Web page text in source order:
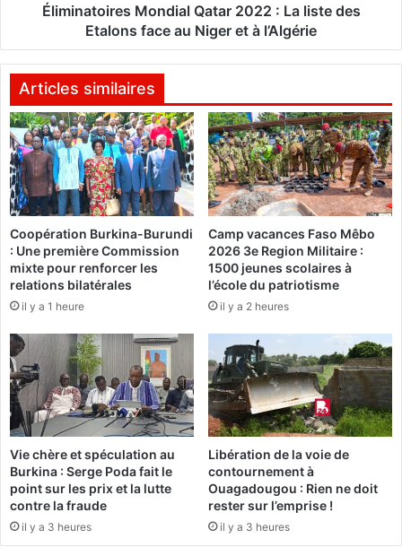
i
o
u
e
s
t
-
a
f
r
i
c
i
n
e
d
’
a
r
c
h
é
o
e
s
o
n
d
i
a
l
Q
a
t
a
r
2
2
2
:
L
i
s
t
Éliminatoires Mondial Qatar 2022 : La liste des
Etalons face au Niger et à l’Algérie
Articles similaires
Coopération Burkina-Burundi
: Une première Commission
mixte pour renforcer les
relations bilatérales
il y a 1 heure
Camp vacances Faso Mêbo
2026 3e Region Militaire :
1500 jeunes scolaires à
l’école du patriotisme
il y a 2 heures
Vie chère et spéculation au
Burkina : Serge Poda fait le
point sur les prix et la lutte
contre la fraude
il y a 3 heures
Libération de la voie de
contournement à
Ouagadougou : Rien ne doit
rester sur l’emprise !
il y a 3 heures